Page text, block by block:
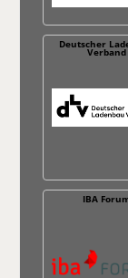
Deutscher
Verband
IBA